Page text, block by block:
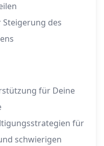
des
für Deine
für
schwierigen